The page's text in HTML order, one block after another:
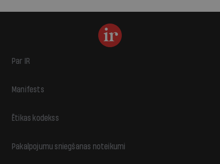
Par IR
Manifests
Ētikas kodekss
Pakalpojumu sniegšanas noteikumi